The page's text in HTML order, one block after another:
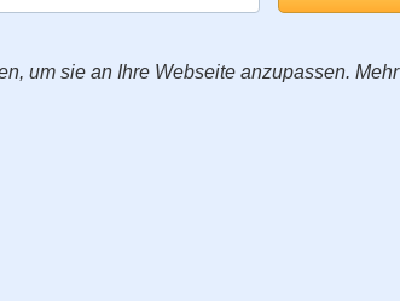
um sie an Ihre Webseite anzupassen. Mehr